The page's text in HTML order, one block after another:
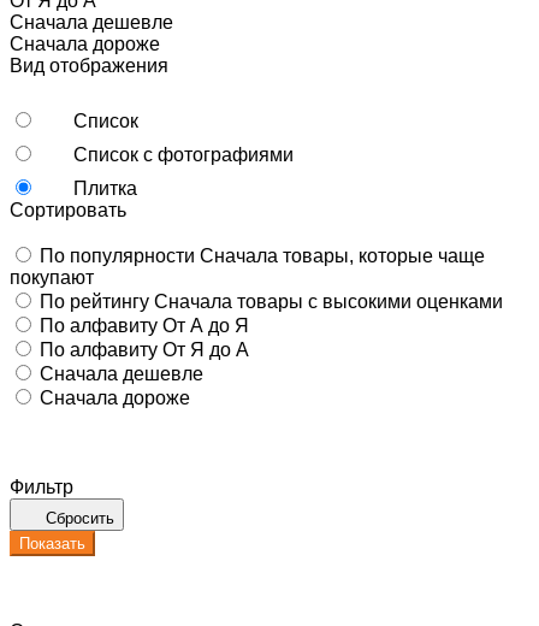
Сначала дешевле
Сначала дороже
Вид отображения
Список
Список с фотографиями
Плитка
Сортировать
По популярности Сначала товары, которые чаще
покупают
По рейтингу Сначала товары с высокими оценками
По алфавиту От А до Я
По алфавиту От Я до А
Сначала дешевле
Сначала дороже
Фильтр
Сбросить
Показать